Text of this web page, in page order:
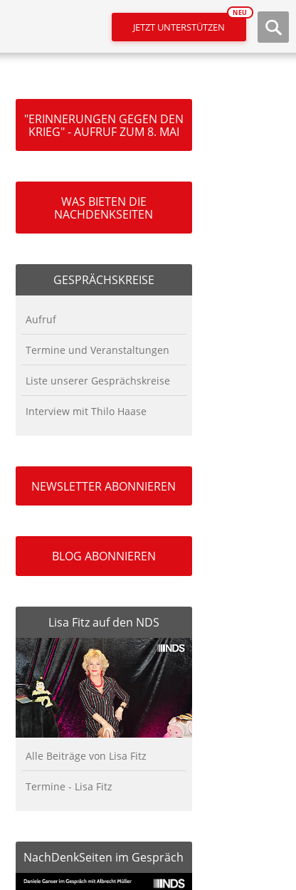
JETZT UNTERSTÜTZEN
NEU
"ERINNERUNGEN GEGEN DEN
KRIEG" - AUFRUF ZUM 8. MAI
WAS BIETEN DIE
NACHDENKSEITEN
GESPRÄCHSKREISE
Aufruf
Termine und Veranstaltungen
Liste unserer Gesprächskreise
Interview mit Thilo Haase
NEWSLETTER ABONNIEREN
BLOG ABONNIEREN
Lisa Fitz auf den NDS
Alle Beiträge von Lisa Fitz
Termine - Lisa Fitz
NachDenkSeiten im Gespräch